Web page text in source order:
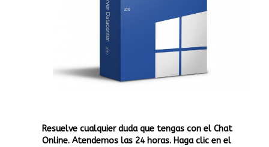
Resuelve cualquier duda que tengas con el Chat
Online. Atendemos las 24 horas. Haga clic en el